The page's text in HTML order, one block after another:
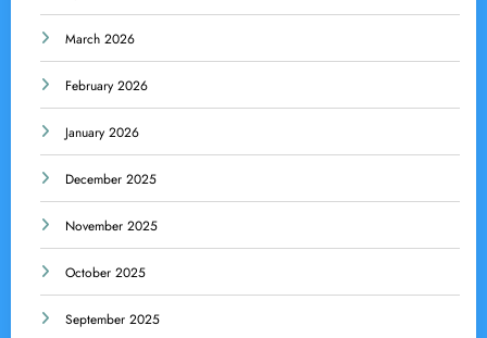
March 2026
February 2026
January 2026
December 2025
November 2025
October 2025
September 2025